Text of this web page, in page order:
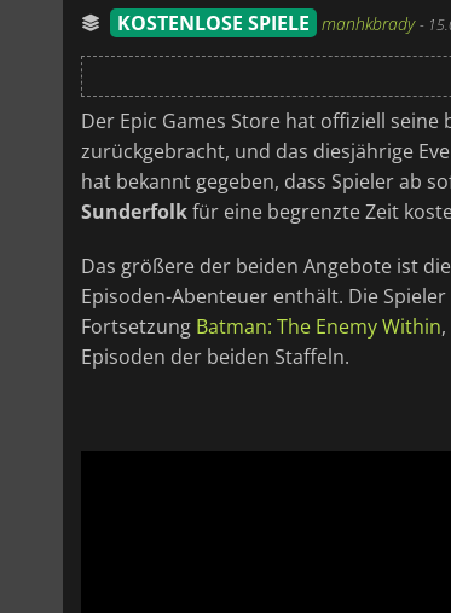
KOSTENLOSE SPIELE manhkbrady-
Der Epic Games Store hat offiziell seine
zurückgebracht, und das diesjährige
hat bekannt gegeben, dass Spieler ab
Sunderfolkfür eine begrenzte Zeit
Das größere der beiden Angebote ist die
Episoden-Abenteuer enthält. Die
Fortsetzung Batman: The Enemy Within
Episoden der beiden Staffeln.